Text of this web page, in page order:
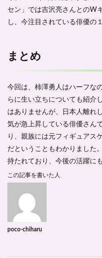
セン」では吉沢亮さんとのW
し、今注目されている俳優の
まとめ
今回は、柿澤勇人はハーフな
らに生い立ちについても紹介
はありませんが、日本人離れ
気が急上昇している俳優さん
り、親族には元フィギュアス
だということもわかりました
持たれており、今後の活躍に
この記事を書いた人
poco-chiharu